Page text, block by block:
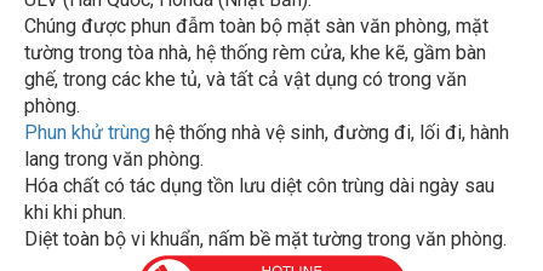
Chúng được phun đẫm toàn bộ mặt sàn văn phòng, mặt
tường trong tòa nhà, hệ thống rèm cửa, khe kẽ, gầm bàn
ghế, trong các khe tủ, và tất cả vật dụng có trong văn
phòng.
Phun khử trùng
hệ thống nhà vệ sinh, đường đi, lối đi, hành
lang trong văn phòng.
Hóa chất có tác dụng tồn lưu diệt côn trùng dài ngày sau
khi khi phun.
Diệt toàn bộ vi khuẩn, nấm bề mặt tường trong văn phòng.